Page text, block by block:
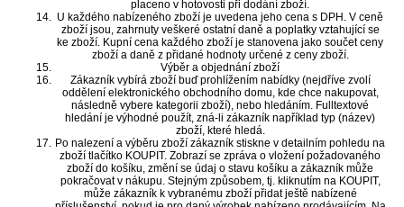
placeno v hotovosti při dodání zboží.
U každého nabízeného zboží je uvedena jeho cena s DPH. V ceně
zboží jsou, zahrnuty veškeré ostatní daně a poplatky vztahující se
ke zboží. Kupní cena každého zboží je stanovena jako součet ceny
zboží a daně z přidané hodnoty určené z ceny zboží.
Výběr a objednání zboží
Zákazník vybírá zboží buď prohlížením nabídky (nejdříve zvolí
oddělení elektronického obchodního domu, kde chce nakupovat,
následně vybere kategorii zboží), nebo hledáním. Fulltextové
hledání je výhodné použít, zná-li zákazník například typ (název)
zboží, které hledá.
Po nalezení a výběru zboží zákazník stiskne v detailním pohledu na
zboží tlačítko KOUPIT. Zobrazí se zpráva o vložení požadovaného
zboží do košíku, změní se údaj o stavu košíku a zákazník může
pokračovat v nákupu. Stejným způsobem, tj. kliknutím na KOUPIT,
může zákazník k vybranému zboží přidat ještě nabízené